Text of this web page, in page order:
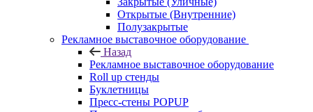
Открытые (Внутренние)
Полузакрытые
Рекламное выставочное оборудование
Назад
Рекламное выставочное оборудование
Roll up стенды
Буклетницы
Пресс-стены POPUP